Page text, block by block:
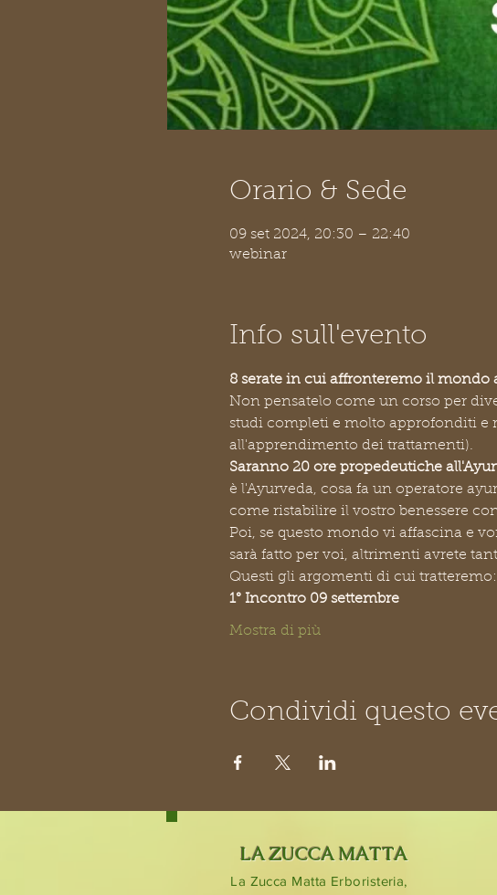
Orario & Sede
09 set 2024, 20:30 – 22:40
webinar
Info sull'evento
8 serate in cui affronteremo il mondo
Non pensatelo come un corso per
studi completi e molto approfonditi e
all'apprendimento dei trattamenti).
Saranno 20 ore propedeutiche
è l'Ayurveda, cosa fa un operatore
come ristabilire il vostro benessere
Poi, se questo mondo vi affascina e
sarà fatto per voi, altrimenti avrete
Questi gli argomenti di cui tratteremo:
1° Incontro 09 settembre
Mostra di più
Condividi questo
LA ZUCCA MATTA
La Zucca Matta Erboristeria,